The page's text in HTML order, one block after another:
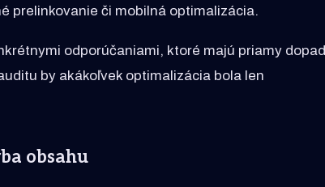
prelinkovanie či mobilná optimalizácia.
odporúčaniami, ktoré majú priamy dopad
by akákoľvek optimalizácia bola len
obsahu